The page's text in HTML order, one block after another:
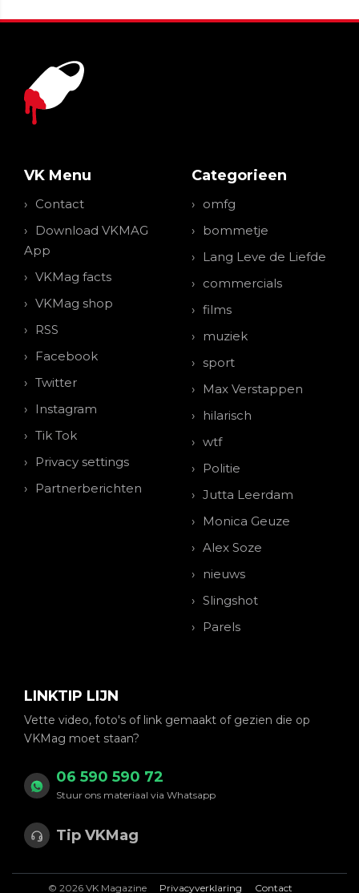
VK Menu
Contact
Download VKMAG
App
VKMag facts
VKMag shop
RSS
Facebook
Twitter
Instagram
Tik Tok
Privacy settings
Partnerberichten
Categorieen
omfg
bommetje
Lang Leve de Liefde
commercials
films
muziek
sport
Max Verstappen
hilarisch
wtf
Politie
Jutta Leerdam
Monica Geuze
Alex Soze
nieuws
Slingshot
Parels
LINKTIP LIJN
Vette video, foto's of link gemaakt of gezien die op
VKMag moet staan?
06 590 590 72
Stuur ons materiaal via Whatsapp
Tip VKMag
© 2026 VK Magazine Privacyverklaring Contact